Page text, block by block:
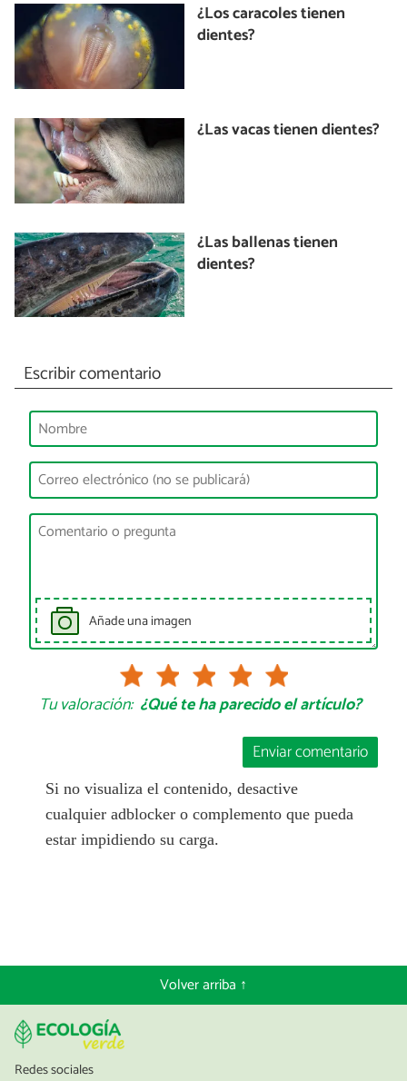
¿Los caracoles tienen
dientes?
¿Las vacas tienen dientes?
¿Las ballenas tienen
dientes?
Escribir comentario
Añade una imagen
Tu valoración: ¿Qué te ha parecido el artículo?
Enviar comentario
Si no visualiza el contenido, desactive
cualquier adblocker o complemento que pueda
estar impidiendo su carga.
Volver arriba ↑
Redes sociales